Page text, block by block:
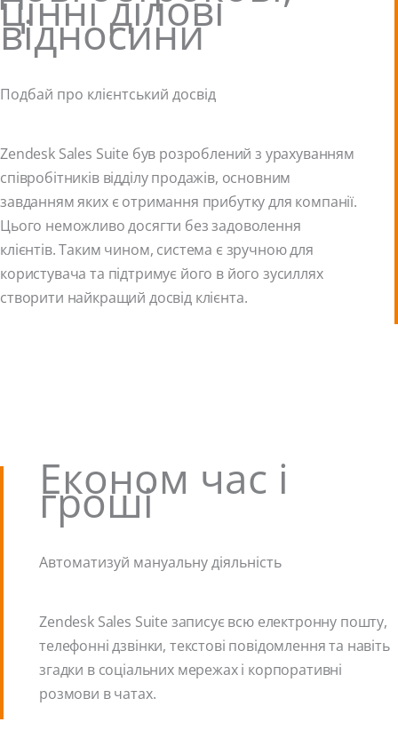
відносини
Подбай про клієнтський досвід
Zendesk Sales Suite був розроблений з урахуванням
співробітників відділу продажів, основним
завданням яких є отримання прибутку для компанії.
Цього неможливо досягти без задоволення
клієнтів. Таким чином, система є зручною для
користувача та підтримує його в його зусиллях
створити найкращий досвід клієнта.
Економ час і
гроші
Автоматизуй мануальну діяльність
Zendesk Sales Suite записує всю електронну пошту,
телефонні дзвінки, текстові повідомлення та навіть
згадки в соціальних мережах і корпоративні
розмови в чатах.